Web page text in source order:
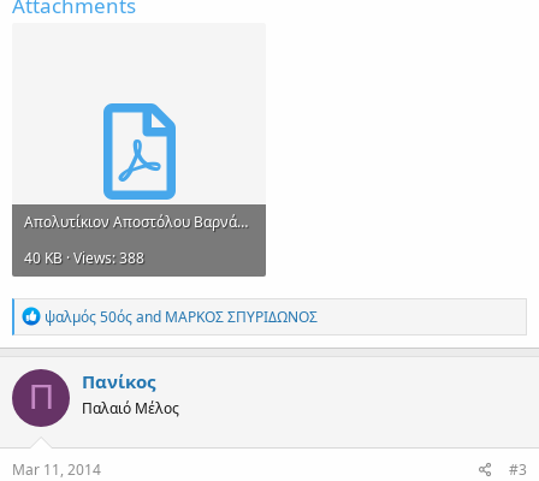
Απολυτίκιον Αποστόλου Βαρνάβα.pdf
40 KB · Views: 388
R
e
a
c
t
o
n
s
ψαλμός 50όςand ΜΑΡΚΟΣ ΣΠΥΡΙΔΩΝΟΣ
Π Πανίκος
Παλαιό Μέλος
Mar 11, 2014 #3